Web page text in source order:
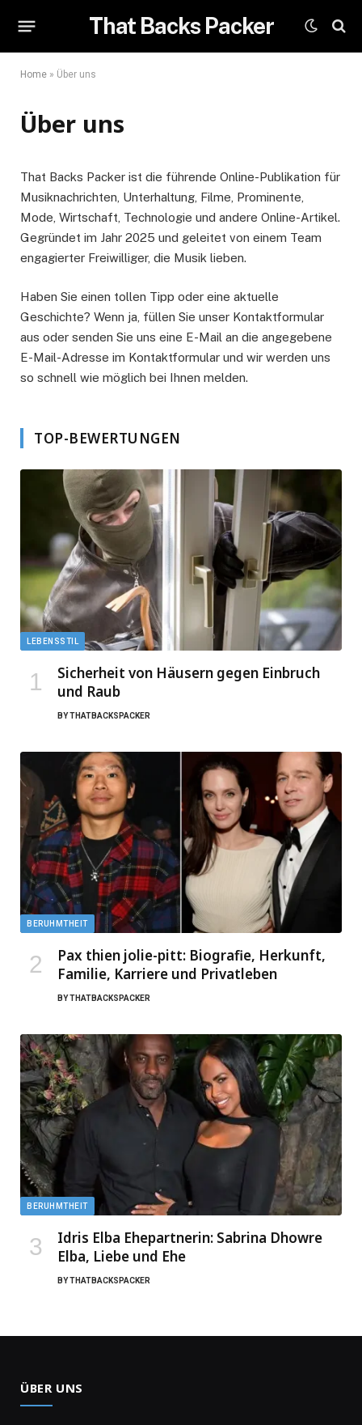
That Backs Packer
Home » Über uns
Über uns
That Backs Packer ist die führende Online-Publikation für
Musiknachrichten, Unterhaltung, Filme, Prominente,
Mode, Wirtschaft, Technologie und andere Online-Artikel.
Gegründet im Jahr 2025 und geleitet von einem Team
engagierter Freiwilliger, die Musik lieben.
Haben Sie einen tollen Tipp oder eine aktuelle
Geschichte? Wenn ja, füllen Sie unser Kontaktformular
aus oder senden Sie uns eine E-Mail an die angegebene
E-Mail-Adresse im Kontaktformular und wir werden uns
so schnell wie möglich bei Ihnen melden.
TOP-BEWERTUNGEN
LEBENSSTIL
Sicherheit von Häusern gegen Einbruch
und Raub
BYTHATBACKSPACKER
BERUHMTHEIT
Pax thien jolie-pitt: Biografie, Herkunft,
Familie, Karriere und Privatleben
BYTHATBACKSPACKER
BERUHMTHEIT
Idris Elba Ehepartnerin: Sabrina Dhowre
Elba, Liebe und Ehe
BYTHATBACKSPACKER
ÜBER UNS